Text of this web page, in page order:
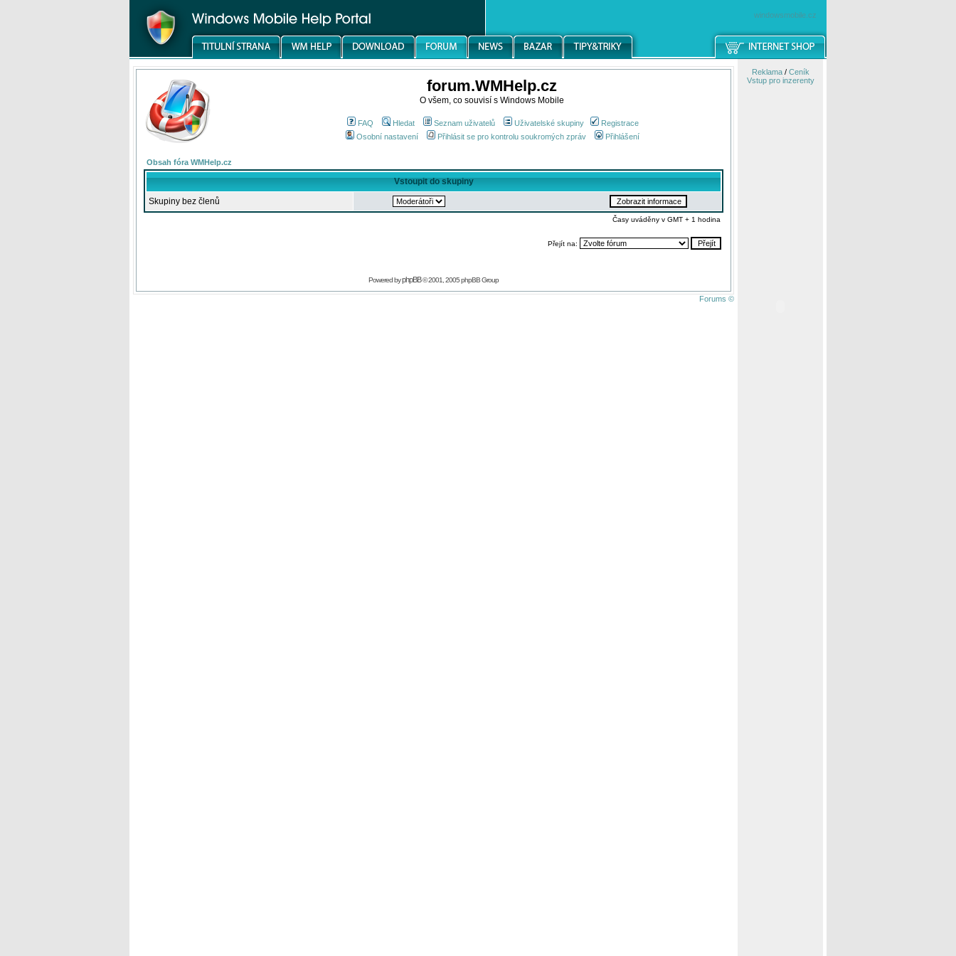
windowsmobile.cz
forum.WMHelp.cz
O všem, co souvisí s Windows Mobile
FAQ Hledat Seznam uživatelů Uživatelské skupiny
Registrace
Osobní nastavení
Přihlásit se pro kontrolu soukromých zpráv Přihlášení
Obsah fóra WMHelp.cz
Vstoupit do skupiny
Skupiny bez členů
Časy uváděny v GMT + 1 hodina
Přejít na:
Powered byphpBB© 2001, 2005 phpBB Group
Forums ©
Reklama/ Ceník
Vstup pro inzerenty